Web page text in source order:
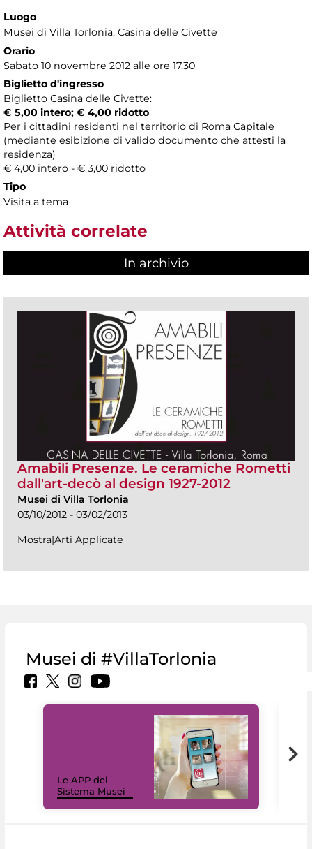
Luogo
Musei di Villa Torlonia, Casina delle Civette
Orario
Sabato 10 novembre 2012 alle ore 17.30
Biglietto d'ingresso
Biglietto Casina delle Civette:
€ 5,00 intero; € 4,00 ridotto
Per i cittadini residenti nel territorio di Roma Capitale
(mediante esibizione di valido documento che attesti la
residenza)
€ 4,00 intero - € 3,00 ridotto
Tipo
Visita a tema
Attività correlate
In archivio
Amabili Presenze. Le ceramiche Rometti
dall'art-decò al design 1927-2012
Musei di Villa Torlonia
03/10/2012 - 03/02/2013
Mostra|Arti Applicate
Musei di #VillaTorlonia
Le APP del
Sistema Musei